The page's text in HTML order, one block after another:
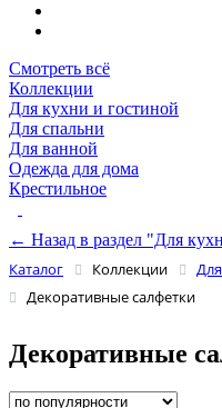
Смотреть всё
Коллекции
Для кухни и гостиной
Для спальни
Для ванной
Одежда для дома
Крестильное
← Назад в раздел "Для
Каталог Коллекции
Декоративные салфетки
Декоративные